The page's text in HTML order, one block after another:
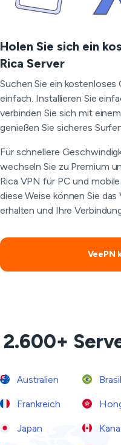
Holen Sie sich ein
Rica Server
Suchen Sie ein
einfach. Installieren Sie
verbinden Sie sich mit
genießen Sie sicheres
Für schnellere
wechseln Sie zu Premium
Rica VPN für PC und
diese Weise können Sie
erhalten und Ihre
VeePN
2.600+
Australien
Frankreich
Japan